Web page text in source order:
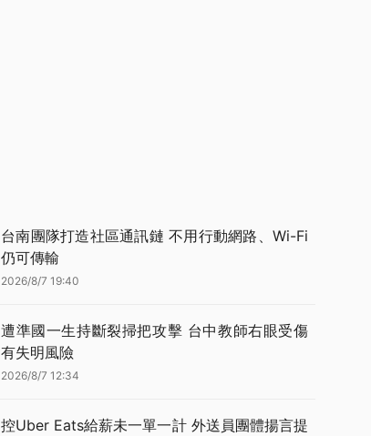
台南團隊打造社區通訊鏈 不用行動網路、Wi-Fi
仍可傳輸
2026/8/7 19:40
遭準國一生持斷裂掃把攻擊 台中教師右眼受傷
有失明風險
2026/8/7 12:34
控Uber Eats給薪未一單一計 外送員團體揚言提